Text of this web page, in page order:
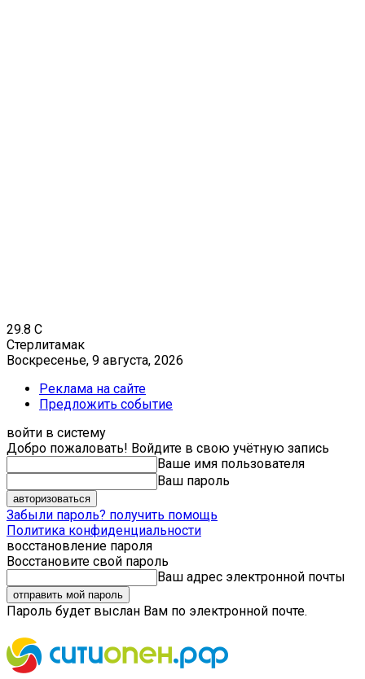
29.8 C
Стерлитамак
Воскресенье, 9 августа, 2026
Реклама на сайте
Предложить событие
войти в систему
Добро пожаловать! Войдите в свою учётную запись
Ваше имя пользователя
Ваш пароль
Забыли пароль? получить помощь
Политика конфиденциальности
восстановление пароля
Восстановите свой пароль
Ваш адрес электронной почты
Пароль будет выслан Вам по электронной почте.